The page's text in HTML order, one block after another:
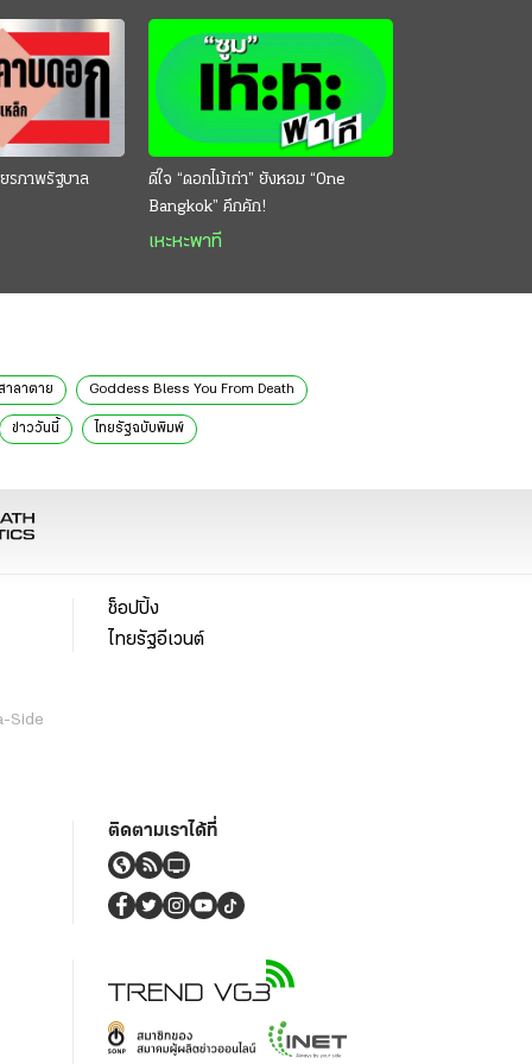
รภาพรัฐบาล
ดีใจ “ดอกไม้เก่า” ยังหอม “One
Bangkok” คึกคัก!
เหะหะพาที
าลาตาย Goddess Bless You From Death
ข่าววันนี้ ไทยรัฐฉบับพิมพ์
Side
ช็อปปิ้ง
ไทยรัฐอีเวนต์
ติดตามเราได้ที่